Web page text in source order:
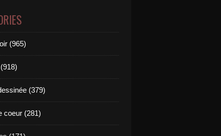
(965)
(379)
coeur (281)